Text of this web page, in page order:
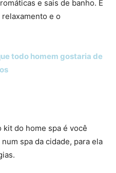
e sais de banho. É
e o
todo homem gostaria de
kit do home spa é você
spa da cidade, para ela